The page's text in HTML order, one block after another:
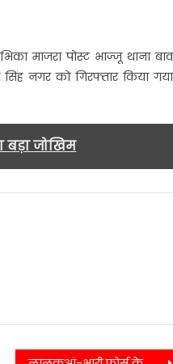
माजरा पोस्ट भाज्जू थाना
नगर को गिरफ्तार किया
बड़ा जोखिम